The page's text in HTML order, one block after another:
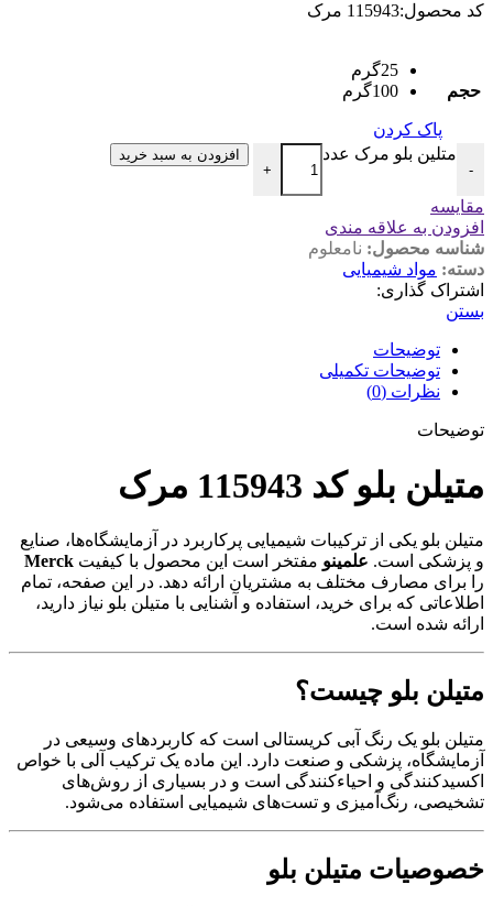
کد محصول:115943 مرک
حجم
25گرم
100گرم
پاک کردن
-
متلین بلو مرک عدد
+
افزودن به سبد خرید
مقایسه
افزودن به علاقه مندی
شناسه محصول: نامعلوم
دسته: مواد شیمیایی
اشتراک گذاری:
بستن
توضیحات
توضیحات تکمیلی
نظرات (0)
توضیحات
متیلن بلو کد 115943 مرک
متیلن بلو یکی از ترکیبات شیمیایی پرکاربرد در آزمایشگاه‌ها، صنایع
و پزشکی است. علمینو مفتخر است این محصول با کیفیت Merck
را برای مصارف مختلف به مشتریان ارائه دهد. در این صفحه، تمام
اطلاعاتی که برای خرید، استفاده و آشنایی با متیلن بلو نیاز دارید،
ارائه شده است.
متیلن بلو چیست؟
متیلن بلو یک رنگ آبی کریستالی است که کاربردهای وسیعی در
آزمایشگاه، پزشکی و صنعت دارد. این ماده یک ترکیب آلی با خواص
اکسیدکنندگی و احیاءکنندگی است و در بسیاری از روش‌های
تشخیصی، رنگ‌آمیزی و تست‌های شیمیایی استفاده می‌شود.
خصوصیات متیلن بلو